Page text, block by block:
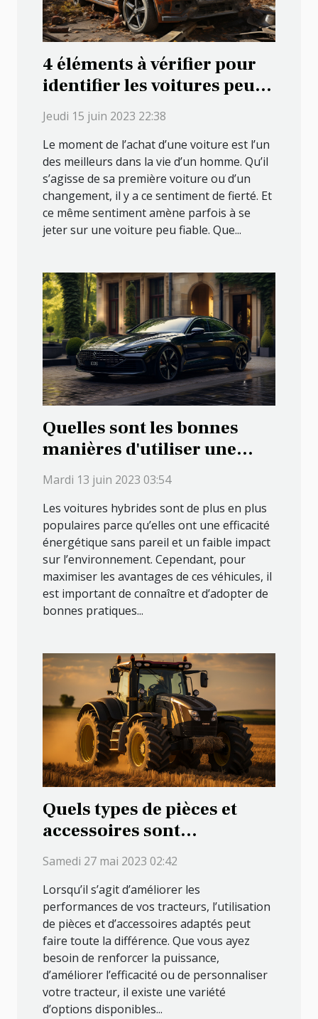
4 éléments à vérifier pour
identifier les voitures peu
fiables
Jeudi 15 juin 2023 22:38
Le moment de l’achat d’une voiture est l’un
des meilleurs dans la vie d’un homme. Qu’il
s’agisse de sa première voiture ou d’un
changement, il y a ce sentiment de fierté. Et
ce même sentiment amène parfois à se
jeter sur une voiture peu fiable. Que...
Quelles sont les bonnes
manières d'utiliser une
voiture hybride ?
Mardi 13 juin 2023 03:54
Les voitures hybrides sont de plus en plus
populaires parce qu’elles ont une efficacité
énergétique sans pareil et un faible impact
sur l’environnement. Cependant, pour
maximiser les avantages de ces véhicules, il
est important de connaître et d’adopter de
bonnes pratiques...
Quels types de pièces et
accessoires sont
disponibles pour améliorer
les performances de vos
machines agricoles ?
Samedi 27 mai 2023 02:42
Lorsqu’il s’agit d’améliorer les
performances de vos tracteurs, l’utilisation
de pièces et d’accessoires adaptés peut
faire toute la différence. Que vous ayez
besoin de renforcer la puissance,
d’améliorer l’efficacité ou de personnaliser
votre tracteur, il existe une variété
d’options disponibles...